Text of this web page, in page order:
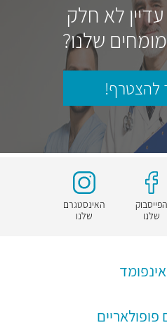
לא חלק
שלנו?
להצטרף!
הפייסבוק
שלנו
האינסטגרם
שלנו
פופולאריים